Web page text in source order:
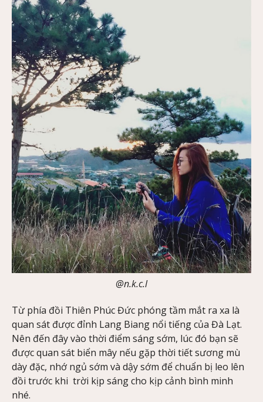
@n.k.c.l
Từ phía đồi Thiên Phúc Đức phóng tầm mắt ra xa là
quan sát được đỉnh Lang Biang nổi tiếng của Đà Lạt.
Nên đến đây vào thời điểm sáng sớm, lúc đó bạn sẽ
được quan sát biển mây nếu gặp thời tiết sương mù
dày đặc, nhớ ngủ sớm và dậy sớm để chuẩn bị leo lên
đồi trước khi trời kịp sáng cho kịp cảnh bình minh
nhé.